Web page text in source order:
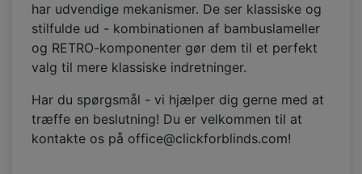
har udvendige mekanismer. De ser klassiske og
stilfulde ud - kombinationen af bambuslameller
og RETRO-komponenter gør dem til et perfekt
valg til mere klassiske indretninger.
Har du spørgsmål - vi hjælper dig gerne med at
træffe en beslutning! Du er velkommen til at
kontakte os på office@clickforblinds.com!